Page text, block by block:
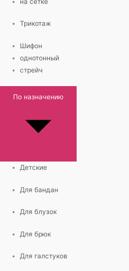
Трикотаж
Шифон
однотонный
стрейч
По назначению
Детские
Для бандан
Для блузок
Для брюк
Для галстуков